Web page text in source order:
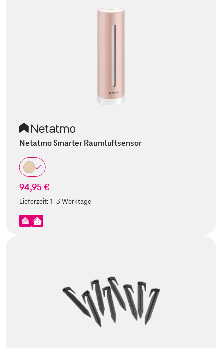
Netatmo Smarter Raumluftsensor
94,95 €
Lieferzeit:1-3 Werktage